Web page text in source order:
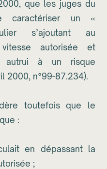
que les juges du
caractériser un «
s’ajoutant au
autorisée et
autrui à un risque
2000, n°99-87.234).
toutefois que le
:
en dépassant la
;